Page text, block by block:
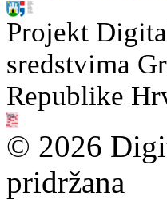
Projekt
sredstvima
Republike
© 2026
pridržana